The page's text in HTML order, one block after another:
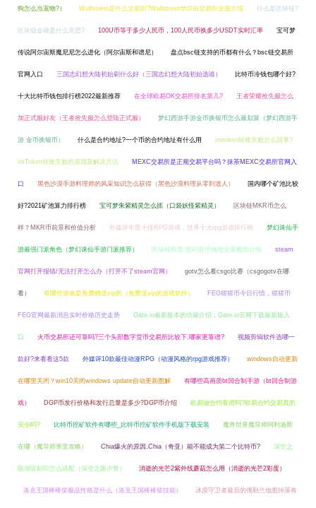
狗怎么当宠物?） Wallstreet是什么交易所?Wallstreet华尔街交易所全面介绍 什么是区块链?
区块链金融是什么意思? 100U币等于多少人民币，100人民币换多少USDT实时汇率 宝可梦
传说阿尔宙斯魔尼尼怎么进化（阿尔宙斯和谱尼） 盘点bsc链支持的币都有什么？bsc链交易所
官网入口 三国志幻想大陆初始刷什么好（三国志幻想大陆初始选谁） 比特币冷钱包哪个好?
十大比特币钱包排行榜2022最新推荐 在全球欧易OK交易所排名第几? 王者荣耀抢先服怎么
加正式服好友（王者抢先服怎么登陆正式服） 梦幻西游手游金币换银币怎么最划算（梦幻西游手
游 金币换银币） 什么是合约地址?一个币的合约地址有什么用 imtoken转账失败怎么回事?
imToken转账失败的原因及解决方法 MEXC交易所是正规交易平台吗？抹茶MEXC交易所官网入
口 黑色沙漠手游料理师的风采知识怎么获得（黑色沙漠料理从零到道人） 国内哪个矿池比较
好?2021矿池算力排行榜 宝可梦朱紫精灵怎么抓（口袋妖怪紫精灵） 区块链MKR币怎么
样？MKR币前景和价值分析 外媒评年度十佳RPG游戏，世界十大rpg游戏排行榜 梦幻诛仙手
游最强门派角色（梦幻诛仙手游门派推荐） 区块链科普:密码货币钱包全景概览介绍 steam
官网打开报错/无法打开怎么办（打开不了steam官网） gotv怎么看csgo比赛（csgogotv在哪
看） 有哪些游戏是免费赠送vip的（免费送vip的游戏软件） FEG猩猩币今日行情，猩猩币
FEG官网最新消息实时价格历史走势 Gate.io最新版本的功能介绍，Gate.io官网下载最新版入
口 火币交易所还可靠吗?三个头部数字货币交易所比较下,哪家更靠谱? 视频剪辑软件选哪一
款好?来看看这5款 外媒评10款最佳动漫RPG（动漫风格的rpg游戏推荐） windows自动更新
在哪里关闭？win10关闭windows update自动更新图解 有哪些高画质bt回合制手游（bt回合制游
戏） DGP币发行价格和发行总量是多少?DGP币介绍 欧易做合约靠谱吗?欧易合约交易真的
安全吗? 比特币挖矿软件有哪些_比特币挖矿软件手机版下载安装 魔兽世界魔导师阿利迪斯
在哪（魔导师蒂亚攻略） Chia爆火的原因,Chia（奇亚）能不能成为第二个比特币? 深空之
眼潮音刻印怎么搭配（深空之眼夕誓） 消逝的光芒2紫外线蘑菇怎么用（消逝的光芒2彩蛋）
洛克王国棒棒柴极品性格是什么（洛克王国棒棒柴技能） 冰原守卫者最后的俄勒兰地图掉落有